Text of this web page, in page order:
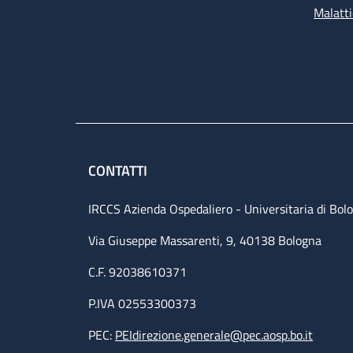
CONTATTI
IRCCS Azienda Ospedaliero - Universitaria di
Via Giuseppe Massarenti, 9, 40138 Bologna
C.F. 92038610371
P.IVA 02553300373
PEC: PEIdirezione.generale@pec.aosp.bo.it